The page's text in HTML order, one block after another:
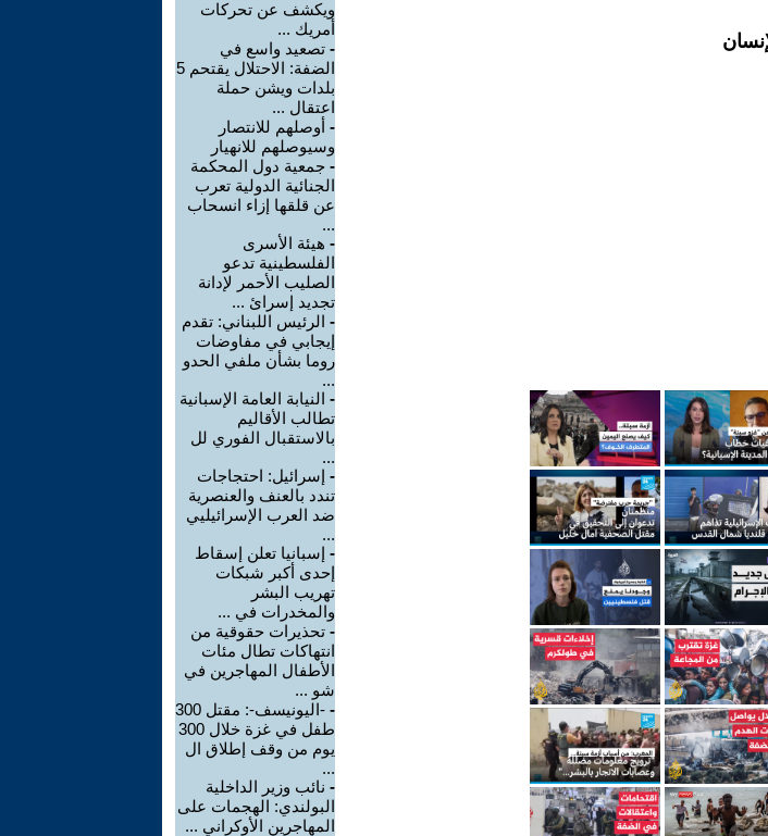
ويكشف عن تحركات
أمريك ...
- تصعيد واسع في
الضفة: الاحتلال يقتحم 5
بلدات ويشن حملة
اعتقال ...
- أوصلهم للانتصار
وسيوصلهم للانهيار
- جمعية دول المحكمة
الجنائية الدولية تعرب
عن قلقها إزاء انسحاب
...
- هيئة الأسرى
الفلسطينية تدعو
الصليب الأحمر لإدانة
تجديد إسرائ ...
- الرئيس اللبناني: تقدم
إيجابي في مفاوضات
روما بشأن ملفي الحدو
...
- النيابة العامة الإسبانية
تطالب الأقاليم
بالاستقبال الفوري لل
...
- إسرائيل: احتجاجات
تندد بالعنف والعنصرية
ضد العرب الإسرائيليي
...
- إسبانيا تعلن إسقاط
إحدى أكبر شبكات
تهريب البشر
والمخدرات في ...
- تحذيرات حقوقية من
انتهاكات تطال مئات
الأطفال المهاجرين في
شو ...
-
-اليونيسف-: مقتل 300
طفل في غزة خلال 300
يوم من وقف إطلاق ال
...
- نائب وزير الداخلية
البولندي: الهجمات على
المهاجرين الأوكراني ...